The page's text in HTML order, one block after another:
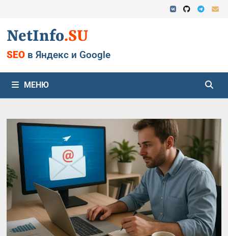
содержимому
NetInfo.SU
SEOв Яндекс и Google
МЕНЮ